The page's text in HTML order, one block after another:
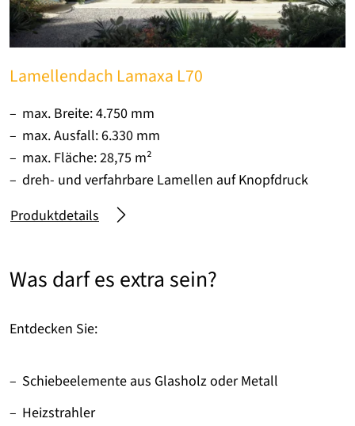
Lamellendach Lamaxa L70
max. Breite: 4.750 mm
max. Ausfall: 6.330 mm
max. Fläche: 28,75 m²
dreh- und verfahrbare Lamellen auf Knopfdruck
Produktdetails
Was darf es extra sein?
Entdecken Sie:
Schiebeelemente aus Glasholz oder Metall
Heizstrahler